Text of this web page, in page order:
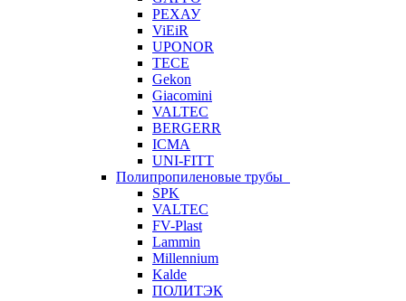
РЕХАУ
ViEiR
UPONOR
TECE
Gekon
Giacomini
VALTEC
BERGERR
ICMA
UNI-FITT
Полипропиленовые трубы
SPK
VALTEC
FV-Plast
Lammin
Millennium
Kalde
ПОЛИТЭК